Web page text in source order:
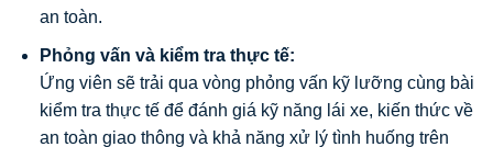
an toàn.
Phỏng vấn và kiểm tra thực tế:
Ứng viên sẽ trải qua vòng phỏng vấn kỹ lưỡng cùng bài
kiểm tra thực tế để đánh giá kỹ năng lái xe, kiến thức về
an toàn giao thông và khả năng xử lý tình huống trên